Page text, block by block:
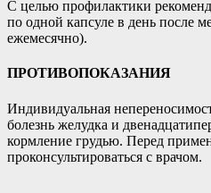
С целью профилактики
по одной капсуле в день после
ежемесячно).
ПРОТИВОПОКАЗАНИЯ
Индивидуальная
болезнь желудка и
кормление грудью. Перед
проконсультироваться с врачом.